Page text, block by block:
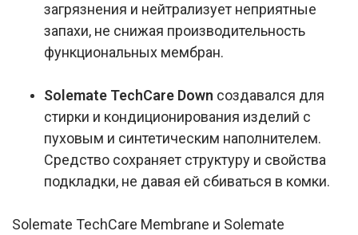
загрязнения и нейтрализует неприятные
запахи, не снижая производительность
функциональных мембран.
Solemate TechCare Down создавался для
стирки и кондиционирования изделий с
пуховым и синтетическим наполнителем.
Средство сохраняет структуру и свойства
подкладки, не давая ей сбиваться в комки.
Solemate TechCare Membrane и Solemate